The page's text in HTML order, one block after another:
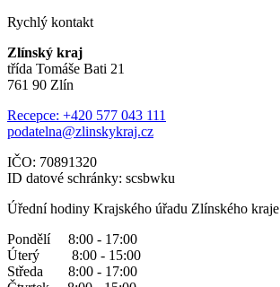
Rychlý kontakt
Zlínský kraj
třída Tomáše Bati 21
761 90 Zlín
Recepce: +420 577 043 111
podatelna@zlinskykraj.cz
IČO: 70891320
ID datové schránky: scsbwku
Úřední hodiny Krajského úřadu Zlínského kraje
Pondělí 8:00 - 17:00
Úterý 8:00 - 15:00
Středa 8:00 - 17:00